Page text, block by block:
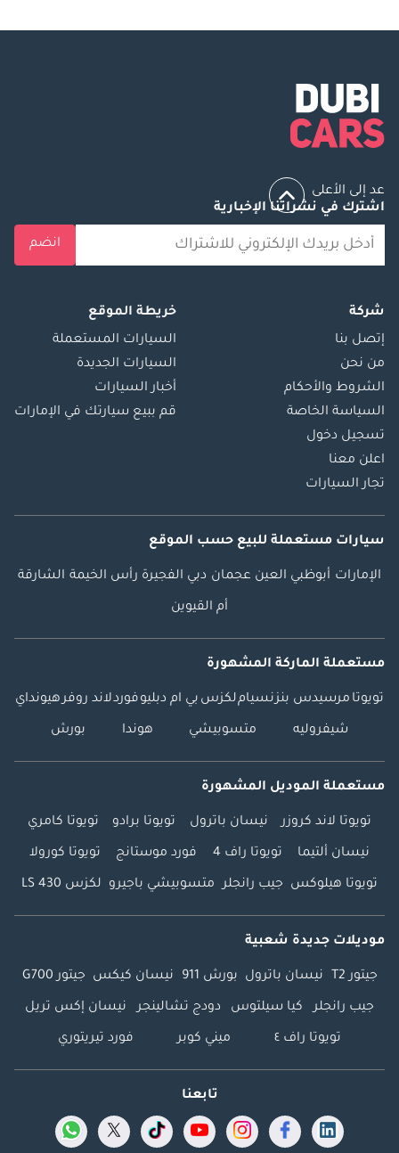
بي أم دبليو Z1
بي أم دبليو Z3
عد إلى الأعلى
اشترك في نشراتنا الإخبارية
انضم
شركة
إتصل بنا
من نحن
الشروط والأحكام
السياسة الخاصة
تسجيل دخول
اعلن معنا
تجار السيارات
خريطة الموقع
السيارات المستعملة
السيارات الجديدة
أخبار السيارات
قم ببيع سيارتك في الإمارات
سيارات مستعملة للبيع حسب الموقع
الإمارات أبوظبي العين عجمان دبي الفجيرة رأس الخيمة الشارقة
أم القيوين
مستعملة الماركة المشهورة
تويوتا مرسيدس بنزنسياملكزس بي ام دبليوفوردلاند روفرهيونداي
شيفروليه متسوبيشي هوندا بورش
مستعملة الموديل المشهورة
تويوتا لاند كروزر نيسان باترول تويوتا برادو تويوتا كامري
نيسان ألتيما تويوتا راف 4 فورد موستانج تويوتا كورولا
تويوتا هيلوكس جيب رانجلر متسوبيشي باجيرو لكزس LS 430
موديلات جديدة شعبية
جيتور T2 نيسان باترول بورش 911 نيسان كيكس جيتور G700
جيب رانجلر كيا سيلتوس دودج تشالينجر نيسان إكس تريل
تويوتا راف ٤ ميني كوبر فورد تيريتوري
تابعنا